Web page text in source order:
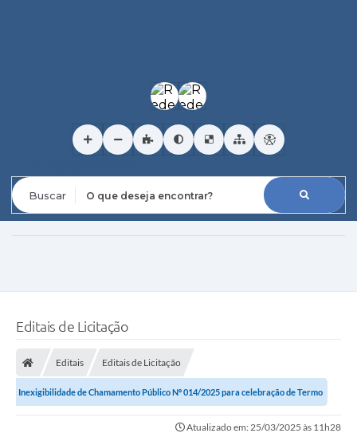
Editais de Licitação
Editais Editais de Licitação
Inexigibilidade de Chamamento Público Nº 014/2025 para celebração de Termo
Atualizado em: 25/03/2025 às 11h28